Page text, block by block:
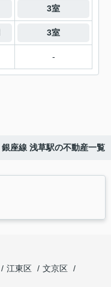
3室
3室
-
銀座線 浅草駅の不動産一覧
江東区
文京区